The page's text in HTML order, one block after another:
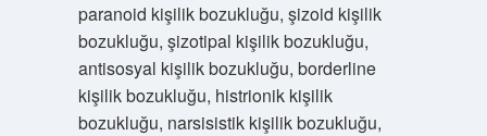
paranoid kişilik bozukluğu, şizoid kişilik
bozukluğu, şizotipal kişilik bozukluğu,
antisosyal kişilik bozukluğu, borderline
kişilik bozukluğu, histrionik kişilik
bozukluğu, narsisistik kişilik bozukluğu,